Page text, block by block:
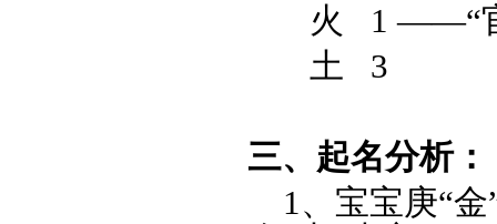
火 1 ——“官”
土 3
三、起名分析：
1、宝宝庚“金